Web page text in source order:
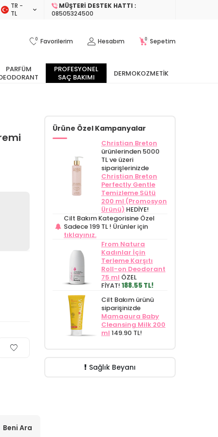
TR −
TL
MÜŞTERI DESTEK HATTI :
08505324500
0 Favorilerim Hesabım 0 Sepetim
PARFÜM
PROFESYONEL
SAÇ BAKIMI
DERMOKOZMETIK
Ürüne Özel Kampanyalar
Christian Breton
ürünlerinden 5000
TL ve üzeri
siparişlerinizde
Christian Breton
Perfectly Gentle
Temizleme Sütü
200 ml (Promosyon
Ürünü) HEDİYE!
Cilt Bakım Kategorisine Özel
Sadece 199 TL ! Ürünler için
tıklayınız.
From Natura
Kadınlar İçin
Terleme Karşıtı
Roll-on Deodorant
75 ml ÖZEL
FİYAT! 188.55 TL!
Cilt Bakım ürünü
siparişinizde
Mamaaura Baby
Cleansing Milk 200
ml 149.90 TL!
Sağlık Beyanı
Beni Ara